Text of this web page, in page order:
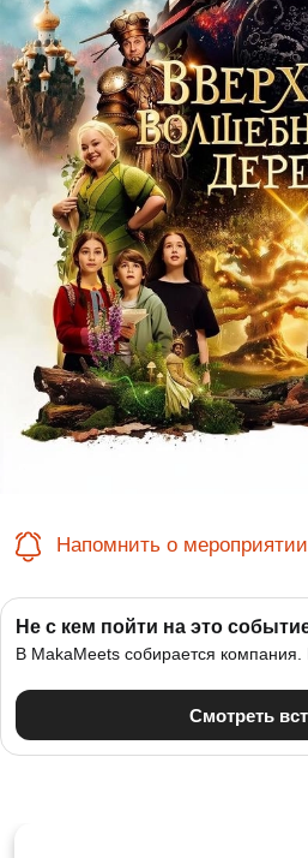
Напомнить о мероприятии